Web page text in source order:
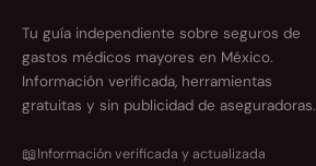
Tu guía independiente sobre seguros de
gastos médicos mayores en México.
Información verificada, herramientas
gratuitas y sin publicidad de aseguradoras.
📖Información verificada y actualizada